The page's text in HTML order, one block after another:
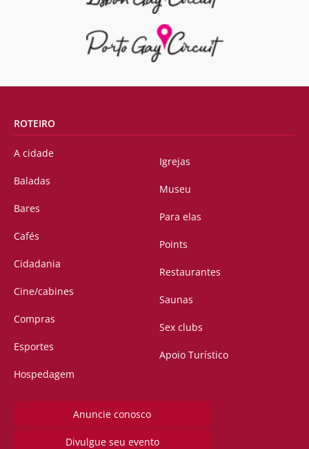
ROTEIRO
A cidade
Baladas
Bares
Cafés
Cidadania
Cine/cabines
Compras
Esportes
Hospedagem
Igrejas
Museu
Para elas
Points
Restaurantes
Saunas
Sex clubs
Apoio Turístico
Anuncie conosco
Divulgue seu evento